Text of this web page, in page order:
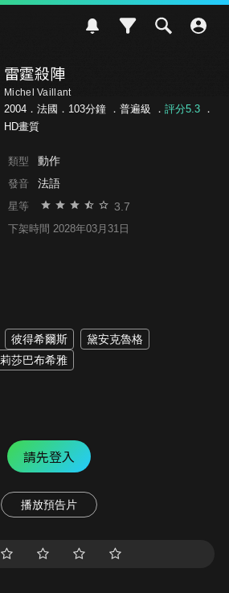
雷霆殺陣
Michel Vaillant
2004．法國．103分鐘 ． 普遍級 ． 評分5.3．
HD畫質
類型 動作
發音 法語
星等 3.7
下架時間 2028年03月31日
彼得希爾斯
黛安克魯格
莉莎巴布希雅
請先登入
播放預告片